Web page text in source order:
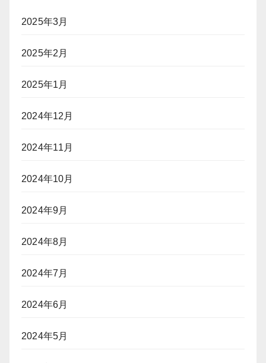
2025年3月
2025年2月
2025年1月
2024年12月
2024年11月
2024年10月
2024年9月
2024年8月
2024年7月
2024年6月
2024年5月